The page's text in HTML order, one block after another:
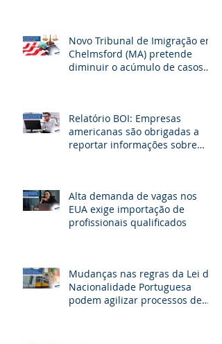
Novo Tribunal de Imigração em
Chelmsford (MA) pretende
diminuir o acúmulo de casos
Relatório BOI: Empresas
americanas são obrigadas a
reportar informações sobre
Alta demanda de vagas nos
EUA exige importação de
profissionais qualificados
Mudanças nas regras da Lei de
Nacionalidade Portuguesa
podem agilizar processos de